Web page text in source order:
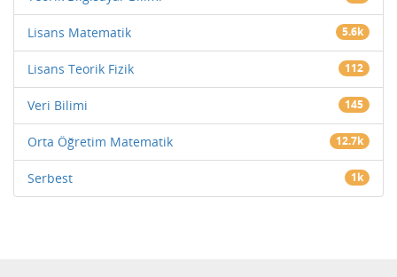
Lisans Matematik 5.6k
Lisans Teorik Fizik 112
Veri Bilimi 145
Orta Öğretim Matematik 12.7k
Serbest 1k